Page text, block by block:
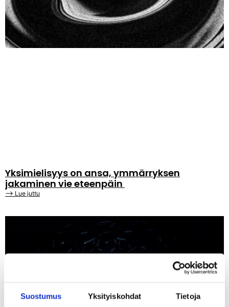
Suostumus Yksityiskohdat Tietoja
Yksimielisyys on ansa, ymmärryksen
jakaminen vie eteenpäin
⟶ Lue juttu